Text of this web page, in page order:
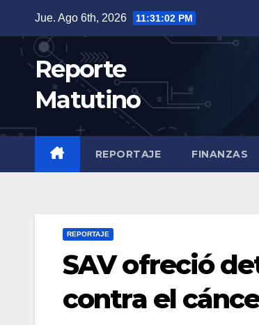
contenido
Jue. Ago 6th, 2026 11:31:03 PM
Reporte
Matutino
REPORTAJE FINANZAS
REPORTAJE
SAV ofreció
contra el